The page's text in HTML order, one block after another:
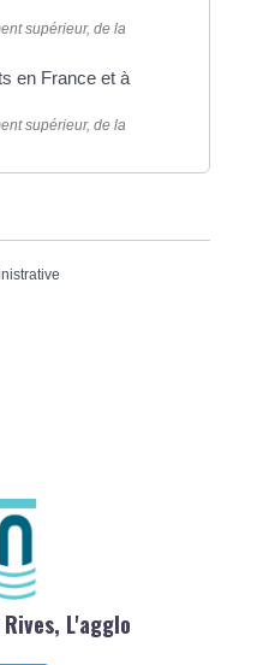
supérieur, de la
en France et à
supérieur, de la
L'agglo